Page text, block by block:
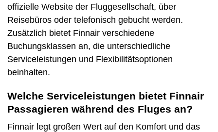
offizielle Website der Fluggesellschaft, über
Reisebüros oder telefonisch gebucht werden.
Zusätzlich bietet Finnair verschiedene
Buchungsklassen an, die unterschiedliche
Serviceleistungen und Flexibilitätsoptionen
beinhalten.
Welche Serviceleistungen bietet Finnair
Passagieren während des Fluges an?
Finnair legt großen Wert auf den Komfort und das